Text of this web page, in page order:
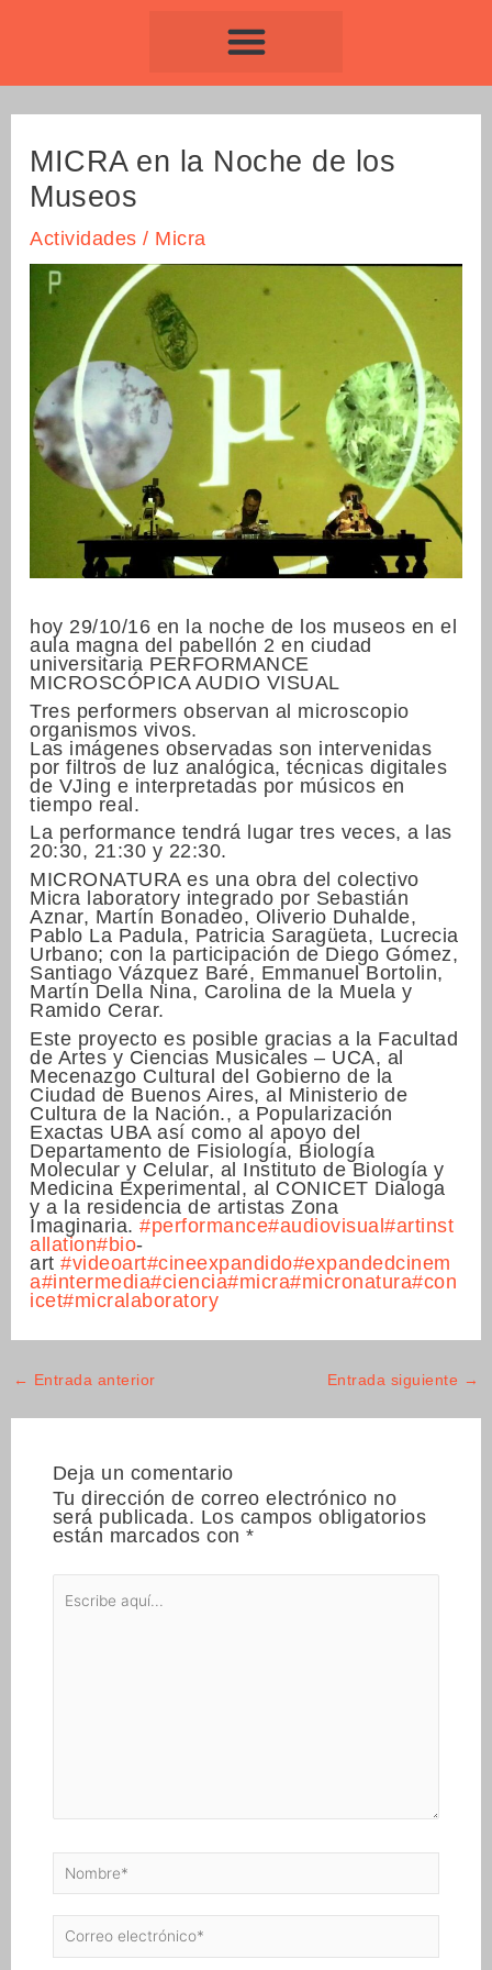
MICRA en la Noche de los
Museos
Actividades / Micra
hoy 29/10/16 en la noche de los museos en el
aula magna del pabellón 2 en ciudad
universitaria PERFORMANCE
MICROSCÓPICA AUDIO VISUAL
Tres performers observan al microscopio
organismos vivos.
Las imágenes observadas son intervenidas
por filtros de luz analógica, técnicas digitales
de VJing e interpretadas por músicos en
tiempo real.
La performance tendrá lugar tres veces, a las
20:30, 21:30 y 22:30.
MICRONATURA es una obra del colectivo
Micra laboratory integrado por Sebastián
Aznar, Martín Bonadeo, Oliverio Duhalde,
Pablo La Padula, Patricia Saragüeta, Lucrecia
Urbano; con la participación de Diego Gómez,
Santiago Vázquez Baré, Emmanuel Bortolin,
Martín Della Nina, Carolina de la Muela y
Ramido Cerar.
Este proyecto es posible gracias a la Facultad
de Artes y Ciencias Musicales – UCA, al
Mecenazgo Cultural del Gobierno de la
Ciudad de Buenos Aires, al Ministerio de
Cultura de la Nación., a Popularización
Exactas UBA así como al apoyo del
Departamento de Fisiología, Biología
Molecular y Celular, al Instituto de Biología y
Medicina Experimental, al CONICET Dialoga
y a la residencia de artistas Zona
Imaginaria.#performance#audiovisual#artinst
allation#bio-
art#videoart#cineexpandido#expandedcinem
a#intermedia#ciencia#micra#micronatura#con
icet#micralaboratory
← Entrada anterior Entrada siguiente →
Deja un comentario
Tu dirección de correo electrónico no
será publicada. Los campos obligatorios
están marcados con*
aquí...
Nombre*
electrónico*